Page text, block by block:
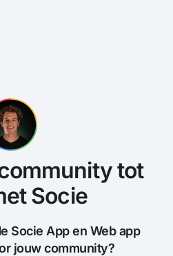
tot
Socie
Socie App en Web app
jouw community?